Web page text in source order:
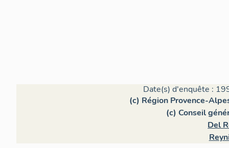
Date(s) d'enquête :
(c) Région Provence-
(c) Conseil
Del